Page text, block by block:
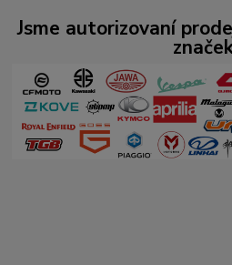
Jsme autorizovaní